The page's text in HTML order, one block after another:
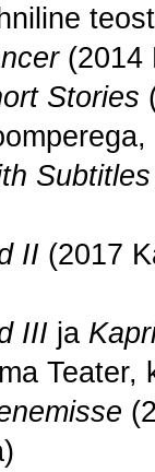
(2014
Stories
Subtitles
II (2017
III ja
Teater,